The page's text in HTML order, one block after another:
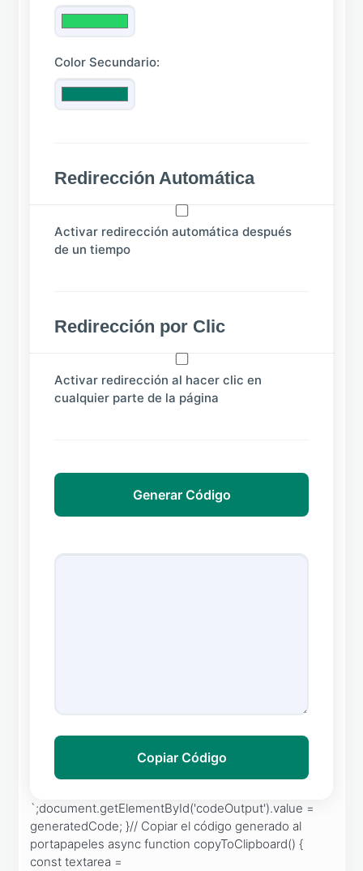
Color Secundario:
Redirección Automática
Activar redirección automática después
de un tiempo
Redirección por Clic
Activar redirección al hacer clic en
cualquier parte de la página
Generar Código
Copiar Código
`;document.getElementById('codeOutput').value =
generatedCode; }// Copiar el código generado al
portapapeles async function copyToClipboard() {
const textarea =